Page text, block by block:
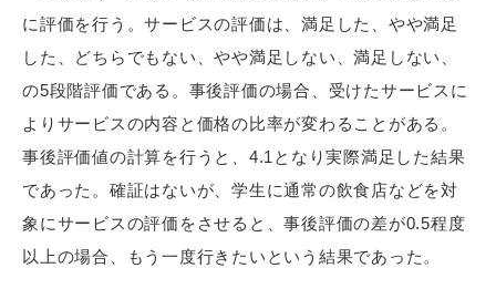
に評価を行う。サービスの評価は、満足した、やや満足
した、どちらでもない、やや満足しない、満足しない、
の5段階評価である。事後評価の場合、受けたサービスに
よりサービスの内容と価格の比率が変わることがある。
事後評価値の計算を行うと、4.1となり実際満足した結果
であった。確証はないが、学生に通常の飲食店などを対
象にサービスの評価をさせると、事後評価の差が0.5程度
以上の場合、もう一度行きたいという結果であった。